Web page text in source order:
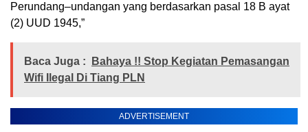
Perundang–undangan yang berdasarkan pasal 18 B ayat
(2) UUD 1945,”
Baca Juga :
Bahaya !! Stop Kegiatan Pemasangan
Wifi Ilegal Di Tiang PLN
ADVERTISEMENT